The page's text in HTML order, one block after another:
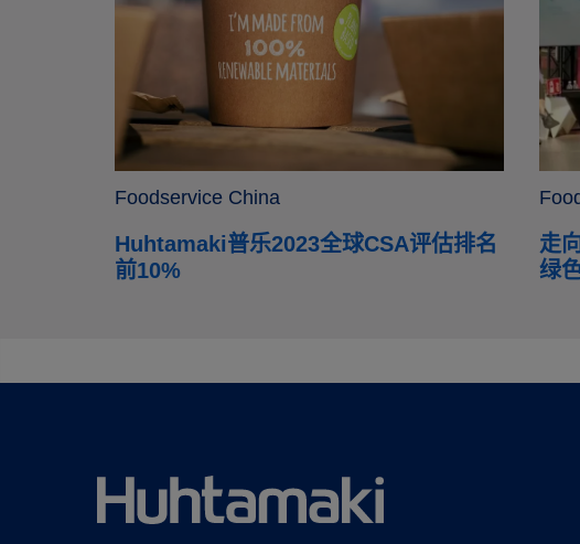
Foodservice China
Huhtamaki普乐2023全球CSA评估排名
前10%
走
绿